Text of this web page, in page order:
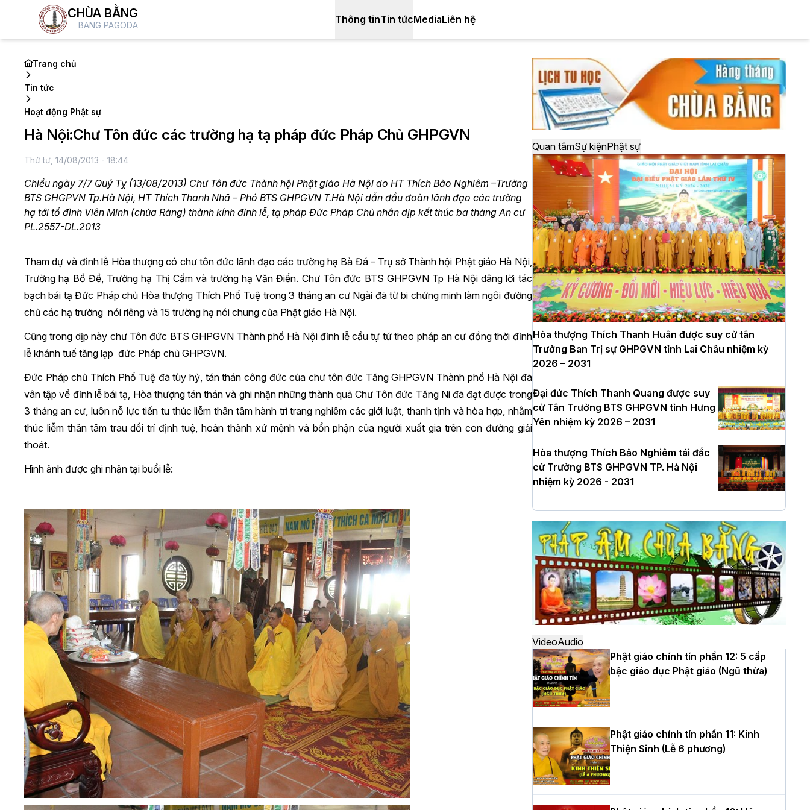
CHÙA BẰNG
BANG PAGODA Thông tinTin tứcMediaLiên hệ
Trang chủ
Tin tức
Hoạt động Phật sự
Hà Nội:Chư Tôn đức các trường hạ tạ pháp đức Pháp Chủ GHPGVN
Thứ tư, 14/08/2013 - 18:44
Chiều ngày 7/7 Quý Tỵ (13/08/2013) Chư Tôn đức Thành hội Phật giáo Hà Nội do HT Thích Bảo Nghiêm –Trưởng
BTS GHGPVN Tp.Hà Nội, HT Thích Thanh Nhã – Phó BTS GHPGVN T.Hà Nội dẫn đầu đoàn lãnh đạo các trường
hạ tới tổ đình Viên Minh (chùa Ráng) thành kính đỉnh lễ, tạ pháp Đức Pháp Chủ nhân dịp kết thúc ba tháng An cư
PL.2557-DL.2013
Tham dự và đỉnh lễ Hòa thượng có chư tôn đức lãnh đạo các trường hạ Bà Đá – Trụ sở Thành hội Phật giáo Hà Nội,
Trường hạ Bồ Đề, Trường hạ Thị Cấm và trường hạ Văn Điển. Chư Tôn đức BTS GHPGVN Tp Hà Nội dâng lời tác
bạch bái tạ Đức Pháp chủ Hòa thượng Thích Phổ Tuệ trong 3 tháng an cư Ngài đã từ bi chứng minh làm ngôi đường
chủ các hạ trường nói riêng và 15 trường hạ nói chung của Phật giáo Hà Nội.
Cũng trong dịp này chư Tôn đức BTS GHPGVN Thành phố Hà Nội đỉnh lễ cầu tự tứ theo pháp an cư đồng thời đỉnh
lễ khánh tuế tăng lạp đức Pháp chủ GHPGVN.
Đức Pháp chủ Thích Phổ Tuệ đã tùy hỷ, tán thán công đức của chư tôn đức Tăng GHPGVN Thành phố Hà Nội đã
vân tập về đỉnh lễ bái tạ, Hòa thượng tán thán và ghi nhận những thành quả Chư Tôn đức Tăng Ni đã đạt được trong
3 tháng an cư, luôn nỗ lực tiến tu thúc liễm thân tâm hành trì trang nghiêm các giới luật, thanh tịnh và hòa hợp, nhằm
thúc liễm thân tâm trau dồi trí định tuệ, hoàn thành xứ mệnh và bổn phận của người xuất gia trên con đường giải
thoát.
Hình ảnh được ghi nhận tại buổi lễ:
Quan tâmSự kiệnPhật sự
Hòa thượng Thích Thanh Huân được suy cử tân
Trưởng Ban Trị sự GHPGVN tỉnh Lai Châu nhiệm kỳ
2026 – 2031
Đại đức Thích Thanh Quang được suy
cử Tân Trưởng BTS GHPGVN tỉnh Hưng
Yên nhiệm kỳ 2026 – 2031
Hòa thượng Thích Bảo Nghiêm tái đắc
cử Trưởng BTS GHPGVN TP. Hà Nội
nhiệm kỳ 2026 - 2031
Hà Nội: Long trọng lễ khởi công xây
dựng Trung tâm văn hóa Phật giáo Thủ
đô
Hà Nội: Ngày tu học cuối cùng khép lại
khóa sinh hoạt Phật pháp mùa hè lần
thứ XIV tại chùa Bằng
Học yêu thương trong ngày tu tập thứ
tư của Khóa sinh hoạt Phật pháp mùa
hè tại chùa Bằng
HT.Thích Thọ Lạc được suy cử làm tân
Trưởng BTS GHPGVN tỉnh Nghệ An
VideoAudio
Phật giáo chính tín phần 12: 5 cấp
bậc giáo dục Phật giáo (Ngũ thừa)
Phật giáo chính tín phần 11: Kinh
Thiện Sinh (Lễ 6 phương)